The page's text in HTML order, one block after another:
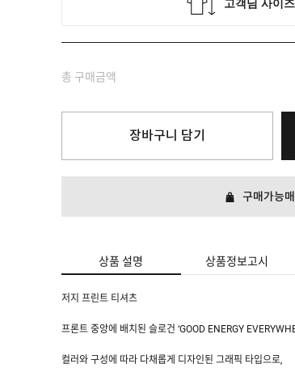
총 구매금액
장바구니 담기
구매가능
상품 설명 상품정보고시
저지 프린트 티셔츠
프론트 중앙에 배치된 슬로건 ‘GOOD ENERGY
컬러와 구성에 따라 다채롭게 디자인된 그래픽 타입으로,